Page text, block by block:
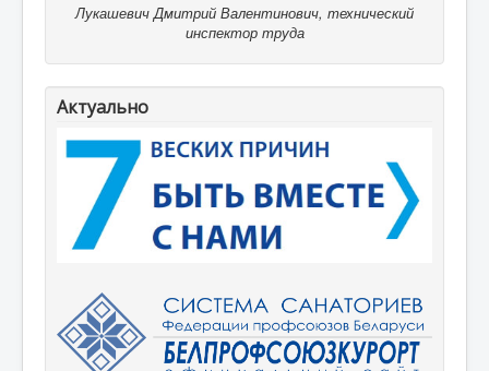
Лукашевич Дмитрий Валентинович, технический
инспектор труда
Актуально